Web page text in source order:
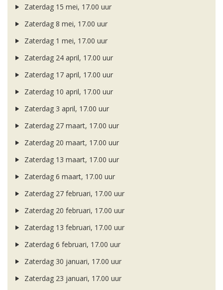
Zaterdag 15 mei, 17.00 uur
Zaterdag 8 mei, 17.00 uur
Zaterdag 1 mei, 17.00 uur
Zaterdag 24 april, 17.00 uur
Zaterdag 17 april, 17.00 uur
Zaterdag 10 april, 17.00 uur
Zaterdag 3 april, 17.00 uur
Zaterdag 27 maart, 17.00 uur
Zaterdag 20 maart, 17.00 uur
Zaterdag 13 maart, 17.00 uur
Zaterdag 6 maart, 17.00 uur
Zaterdag 27 februari, 17.00 uur
Zaterdag 20 februari, 17.00 uur
Zaterdag 13 februari, 17.00 uur
Zaterdag 6 februari, 17.00 uur
Zaterdag 30 januari, 17.00 uur
Zaterdag 23 januari, 17.00 uur